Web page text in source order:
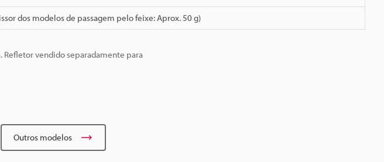
dos modelos de passagem pelo feixe: Aprox. 50 g)
vendido separadamente para
Outros modelos